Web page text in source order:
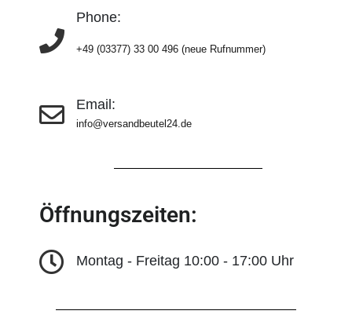
Phone:
+49 (03377) 33 00 496 (neue Rufnummer)
Email:
info@versandbeutel24.de
Öffnungszeiten:
Montag - Freitag 10:00 - 17:00 Uhr